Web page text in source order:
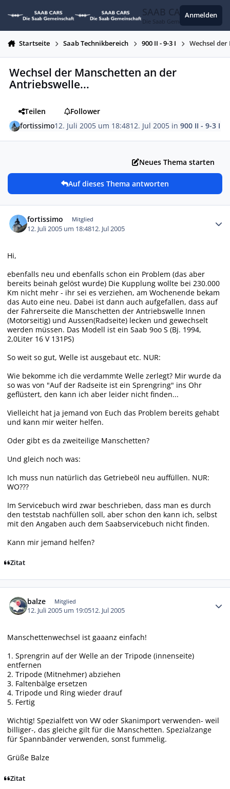
SAAB CARS
Die Saab Gemeinschaft
Anmelden
Startseite Saab Technikbereich 900 II - 9-3 I Wechsel
Wechsel der Manschetten an der
Antriebswelle...
Teilen
Follower
fortissimo12. Juli 2005 um 18:4812. Jul 2005 in900 II - 9-3 I
Neues Thema starten
Auf dieses Thema antworten
fortissimo Mitglied
12. Juli 2005 um 18:4812. Jul 2005
Hi,
ebenfalls neu und ebenfalls schon ein Problem (das aber
bereits beinah gelöst wurde) Die Kupplung wollte bei 230.000
Km nicht mehr - ihr sei es verziehen, am Wochenende bekam
das Auto eine neu. Dabei ist dann auch aufgefallen, dass auf
der Fahrerseite die Manschetten der Antriebswelle Innen
(Motorseitig) und Aussen(Radseite) lecken und gewechselt
werden müssen. Das Modell ist ein Saab 9oo S (Bj. 1994,
2,0Liter 16 V 131PS)
So weit so gut, Welle ist ausgebaut etc. NUR:
Wie bekomme ich die verdammte Welle zerlegt? Mir wurde da
so was von "Auf der Radseite ist ein Sprengring" ins Ohr
geflüstert, den kann ich aber leider nicht finden...
Vielleicht hat ja jemand von Euch das Problem bereits gehabt
und kann mir weiter helfen.
Oder gibt es da zweiteilige Manschetten?
Und gleich noch was:
Ich muss nun natürlich das Getriebeöl neu auffüllen. NUR:
WO???
Im Servicebuch wird zwar beschrieben, dass man es durch
den teststab nachfüllen soll, aber schon den kann ich, selbst
mit den Angaben auch dem Saabservicebuch nicht finden.
Kann mir jemand helfen?
Zitat
balze Mitglied
12. Juli 2005 um 19:0512. Jul 2005
Manschettenwechsel ist gaaanz einfach!
1. Sprengrin auf der Welle an der Tripode (innenseite)
entfernen
2. Tripode (Mitnehmer) abziehen
3. Faltenbälge ersetzen
4. Tripode und Ring wieder drauf
5. Fertig
Wichtig! Spezialfett von VW oder Skanimport verwenden- weil
billiger-, das gleiche gilt für die Manschetten. Spezialzange
für Spannbänder verwenden, sonst fummelig.
Grüße Balze
Zitat